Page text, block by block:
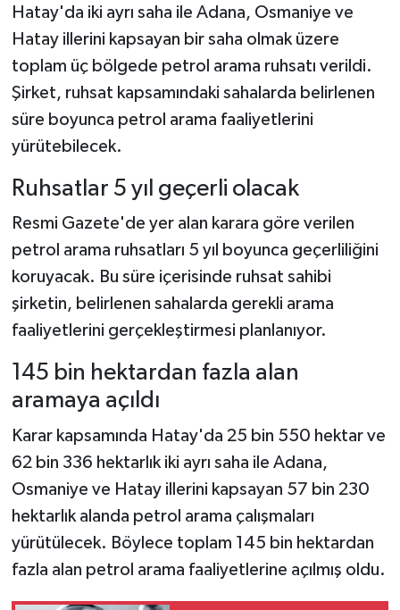
Hatay'da iki ayrı saha ile Adana, Osmaniye ve
Hatay illerini kapsayan bir saha olmak üzere
toplam üç bölgede petrol arama ruhsatı verildi.
Şirket, ruhsat kapsamındaki sahalarda belirlenen
süre boyunca petrol arama faaliyetlerini
yürütebilecek.
Ruhsatlar 5 yıl geçerli olacak
Resmi Gazete'de yer alan karara göre verilen
petrol arama ruhsatları 5 yıl boyunca geçerliliğini
koruyacak. Bu süre içerisinde ruhsat sahibi
şirketin, belirlenen sahalarda gerekli arama
faaliyetlerini gerçekleştirmesi planlanıyor.
145 bin hektardan fazla alan
aramaya açıldı
Karar kapsamında Hatay'da 25 bin 550 hektar ve
62 bin 336 hektarlık iki ayrı saha ile Adana,
Osmaniye ve Hatay illerini kapsayan 57 bin 230
hektarlık alanda petrol arama çalışmaları
yürütülecek. Böylece toplam 145 bin hektardan
fazla alan petrol arama faaliyetlerine açılmış oldu.